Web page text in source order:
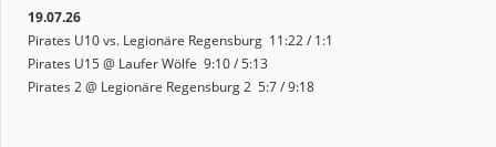
19.07.26
Pirates U10 vs. Legionäre Regensburg 11:22 / 1:1
Pirates U15 @ Laufer Wölfe 9:10 / 5:13
Pirates 2 @ Legionäre Regensburg 2 5:7 / 9:18